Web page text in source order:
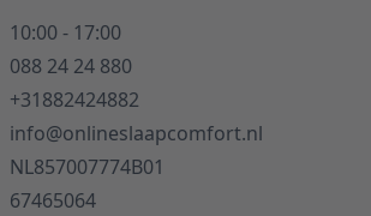
10:00 - 17:00
088 24 24 880
+31882424882
info@onlineslaapcomfort.nl
NL857007774B01
67465064